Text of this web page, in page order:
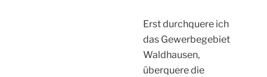
Erst durchquere ich
das Gewerbegebiet
Waldhausen,
überquere die